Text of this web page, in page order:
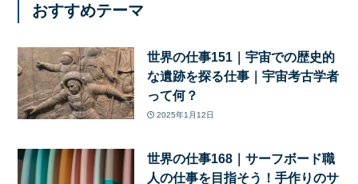
おすすめテーマ
世界の仕事151｜宇宙での歴史的
な遺跡を探る仕事｜宇宙考古学者
って何？
2025年1月12日
世界の仕事168｜サーフボード職
人の仕事を目指そう！手作りのサ